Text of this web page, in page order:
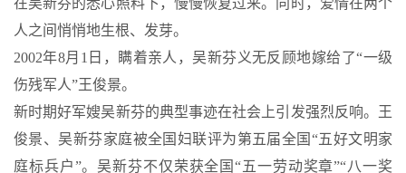
在吴新芬的悉心照料下，慢慢恢复过来。同时，爱情在两个
人之间悄悄地生根、发芽。
2002年8月1日，瞒着亲人，吴新芬义无反顾地嫁给了“一级
伤残军人”王俊景。
新时期好军嫂吴新芬的典型事迹在社会上引发强烈反响。王
俊景、吴新芬家庭被全国妇联评为第五届全国“五好文明家
庭标兵户”。吴新芬不仅荣获全国“五一劳动奖章”“八一奖